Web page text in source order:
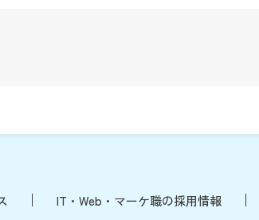
IT・Web・マーケ職の採用情報